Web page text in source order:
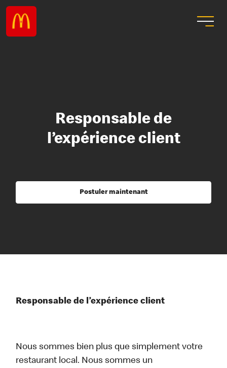
Responsable de
l’expérience client
Postuler maintenant
Responsable de l’expérience client
Nous sommes bien plus que simplement votre
restaurant local. Nous sommes un